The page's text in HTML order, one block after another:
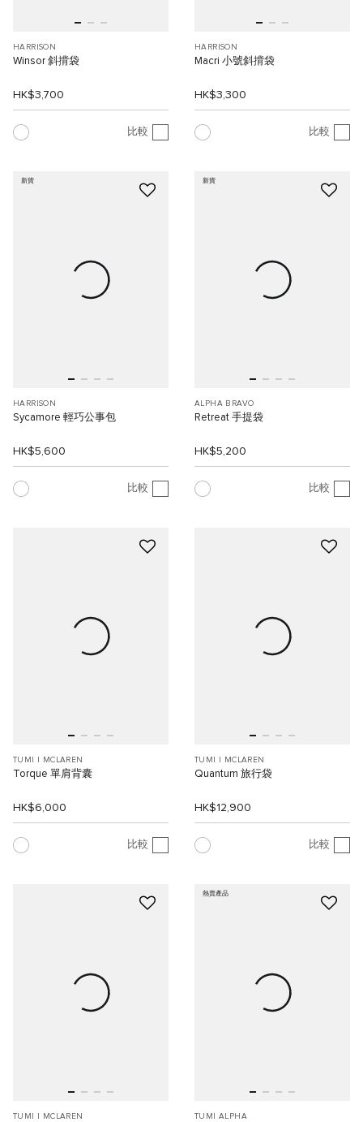
HARRISON
Winsor 斜揹袋
HK$3,700
比較
HARRISON
Macri 小號斜揹袋
HK$3,300
比較
新貨
HARRISON
Sycamore 輕巧公事包
HK$5,600
比較
新貨
ALPHA BRAVO
Retreat 手提袋
HK$5,200
比較
TUMI I MCLAREN
Torque 單肩背囊
HK$6,000
比較
TUMI I MCLAREN
Quantum 旅行袋
HK$12,900
比較
TUMI I MCLAREN
熱賣產品
TUMI ALPHA